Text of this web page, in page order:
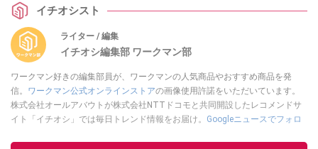
イチオシスト
ライター / 編集
イチオシ編集部 ワークマン部
ワークマン好きの編集部員が、ワークマンの人気商品やおすすめ商品を発
信。 ワークマン公式オンラインストアの画像使用許諾をいただいています。
株式会社オールアバウトが株式会社NTTドコモと共同開設したレコメンドサ
イト「イチオシ」では毎日トレンド情報をお届け。 Googleニュースでフォロ